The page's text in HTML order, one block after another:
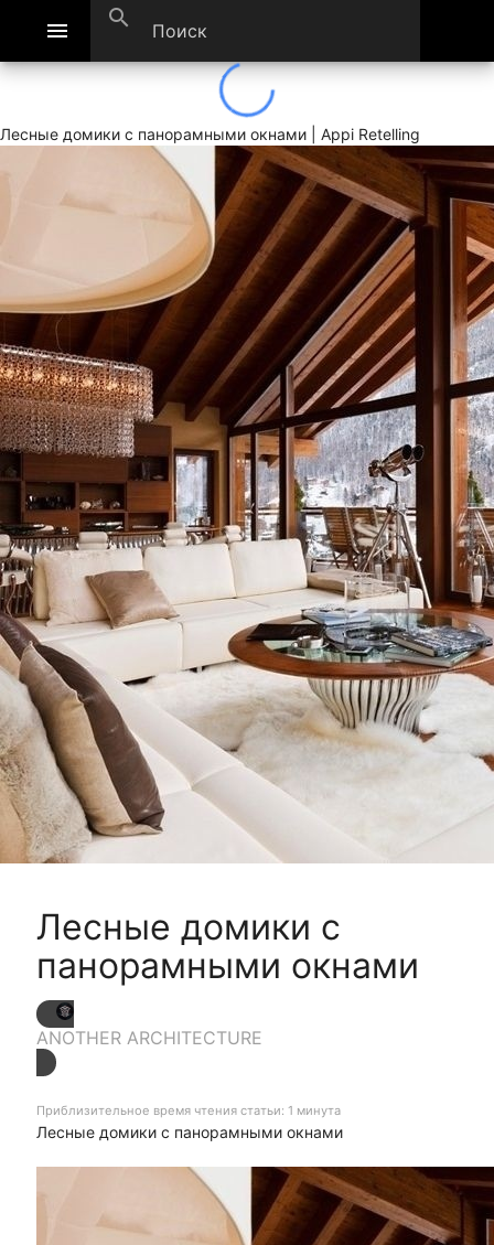
menu search
Лесные домики с панорамными окнами | Appi Retelling
Лесные домики с
панорамными окнами
ANOTHER ARCHITECTURE
Приблизительное время чтения статьи: 1 минута
Лесные домики с панорамными окнами